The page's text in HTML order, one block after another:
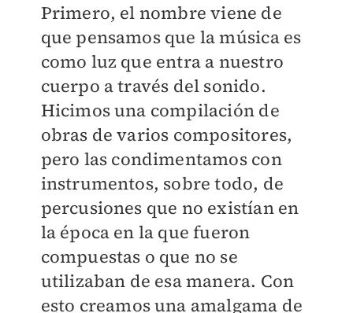
Primero, el nombre viene de
que pensamos que la música es
como luz que entra a nuestro
cuerpo a través del sonido.
Hicimos una compilación de
obras de varios compositores,
pero las condimentamos con
instrumentos, sobre todo, de
percusiones que no existían en
la época en la que fueron
compuestas o que no se
utilizaban de esa manera. Con
esto creamos una amalgama de